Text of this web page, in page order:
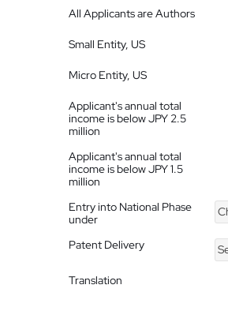
All Applicants are Authors
Small Entity, US
Micro Entity, US
Applicant's annual total
income is below JPY 2.5
million
Applicant's annual total
income is below JPY 1.5
million
Entry into National Phase
under
Patent Delivery
Translation